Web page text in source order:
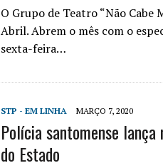
O Grupo de Teatro “Não Cabe
Abril. Abrem o mês com o
sexta-feira…
STP - EM LINHA MARÇO 7, 2020
Polícia santomense
do Estado